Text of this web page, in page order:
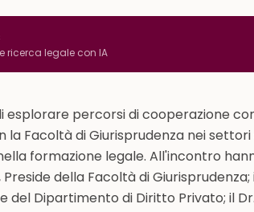
ricerca legale con IA
esplorare percorsi di cooperazione
Facoltà di Giurisprudenza nei
formazione legale. All'incontro
della Facoltà di Giurisprudenza;
del Dipartimento di Diritto Privato; il